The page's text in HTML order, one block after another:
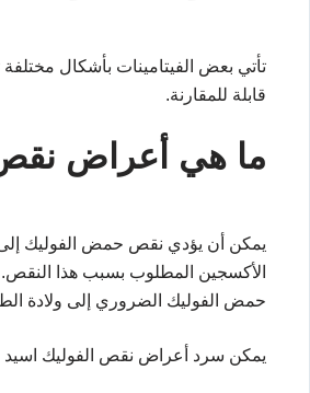
تأتي بعض الفيتامينات بأشكال
قابلة للمقارنة.
ما هي أعراض
يمكن أن يؤدي نقص حمض الفوليك إلى
الأكسجين المطلوب بسبب هذا
حمض الفوليك الضروري إلى ولادة
يمكن سرد أعراض نقص الفوليك اسيد